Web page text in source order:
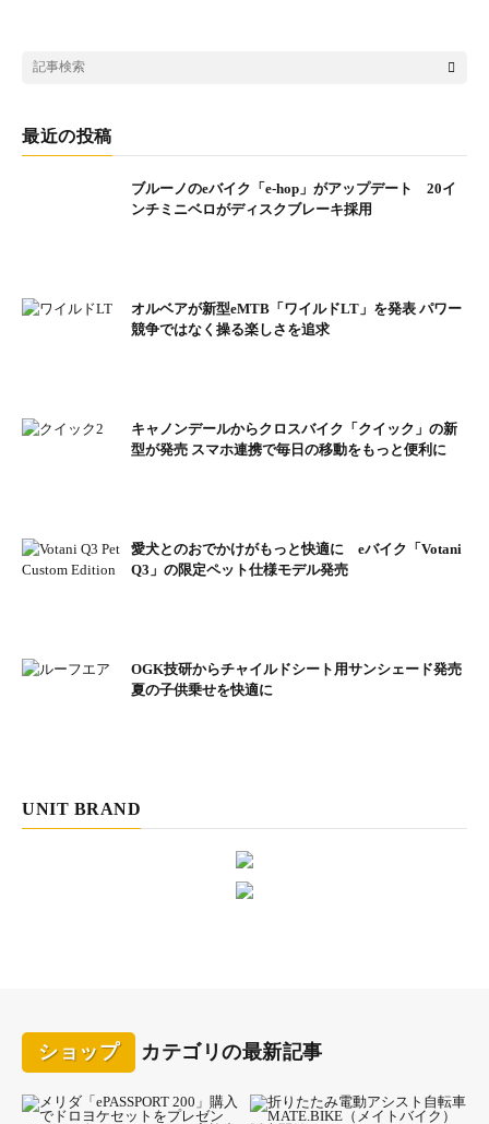
最近の投稿
ブルーノのeバイク「e-hop」がアップデート 20イ
ンチミニベロがディスクブレーキ採用
オルベアが新型eMTB「ワイルドLT」を発表 パワー
競争ではなく操る楽しさを追求
キャノンデールからクロスバイク「クイック」の新
型が発売 スマホ連携で毎日の移動をもっと便利に
愛犬とのおでかけがもっと快適に eバイク「Votani
Q3」の限定ペット仕様モデル発売
OGK技研からチャイルドシート用サンシェード発売
夏の子供乗せを快適に
UNIT BRAND
ショップ カテゴリの最新記事